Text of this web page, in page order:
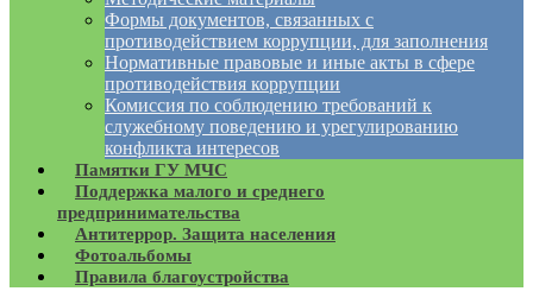
Формы документов, связанных с
противодействием коррупции, для заполнения
Нормативные правовые и иные акты в сфере
противодействия коррупции
Комиссия по соблюдению требований к
служебному поведению и урегулированию
конфликта интересов
Памятки ГУ МЧС
Поддержка малого и среднего
предпринимательства
Антитеррор. Защита населения
Фотоальбомы
Правила благоустройства